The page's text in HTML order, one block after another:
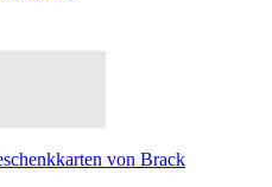
von Brack